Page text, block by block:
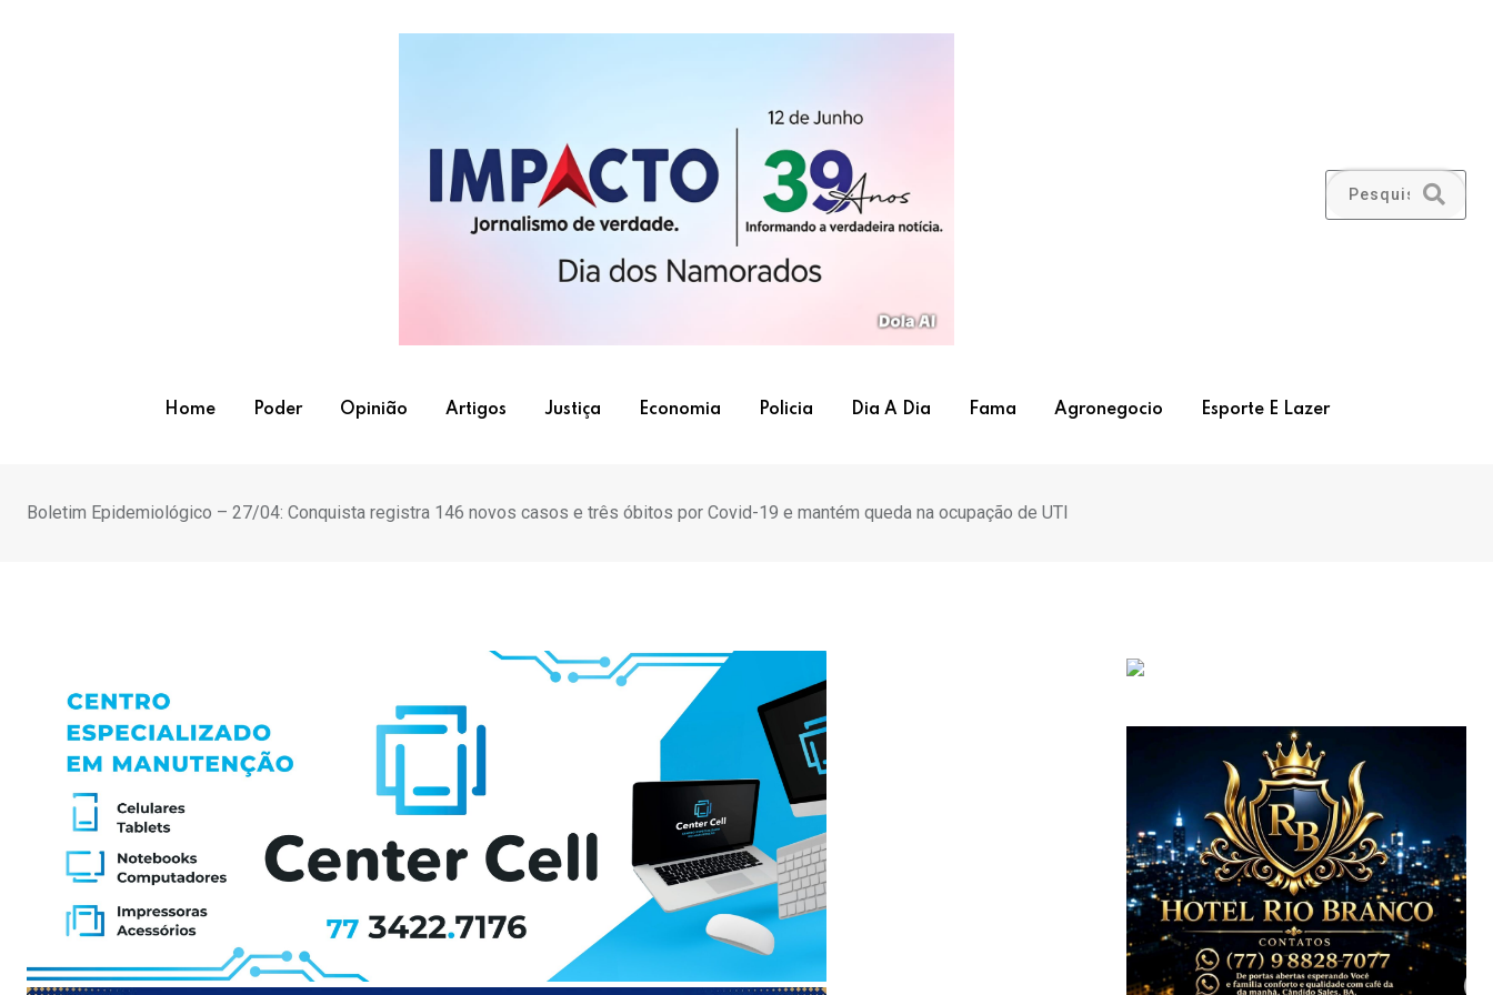
Home Poder Opinião Artigos Justiça Economia Policia Dia A Dia Fama Agronegocio Esporte E Lazer
Boletim Epidemiológico – 27/04: Conquista registra 146 novos casos e três óbitos por Covid-19 e mantém queda na ocupação de UTI